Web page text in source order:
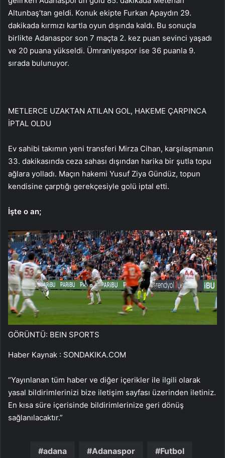
Altunbaş’tan geldi. Konuk ekipte Furkan Apaydın 29.
dakikada kırmızı kartla oyun dışında kaldı. Bu sonuçla
birlikte Adanaspor son 7 maçta 2. kez puan sevinci yaşadı
ve 20 puana yükseldi. Ümraniyespor ise 36 puanla 9.
sırada bulunuyor.
METLERCE UZAKTAN ATILAN GOL, HAKEME ÇARPINCA
İPTAL OLDU
Ev sahibi takımın yeni transferi Mirza Cihan, karşılaşmanın
33. dakikasında ceza sahası dışından harika bir şutla topu
ağlara yolladı. Maçın hakemi Yusuf Ziya Gündüz, topun
kendisine çarptığı gerekçesiyle golü iptal etti.
İşte o an;
GÖRÜNTÜ: BEIN SPORTS
Haber Kaynak : SONDAKIKA.COM
“Yayınlanan tüm haber ve diğer içerikler ile ilgili olarak
yasal bildirimlerinizi bize iletişim sayfası üzerinden iletiniz.
En kısa süre içerisinde bildirimlerinize geri dönüş
sağlanılacaktır.”
adana Adanaspor Futbol